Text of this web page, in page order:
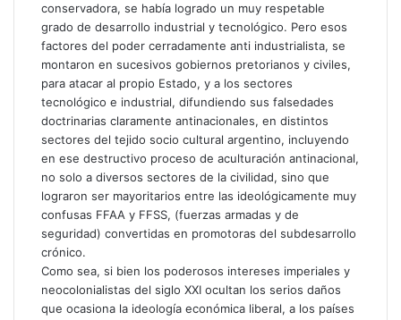
conservadora, se había logrado un muy respetable
grado de desarrollo industrial y tecnológico. Pero esos
factores del poder cerradamente anti industrialista, se
montaron en sucesivos gobiernos pretorianos y civiles,
para atacar al propio Estado, y a los sectores
tecnológico e industrial, difundiendo sus falsedades
doctrinarias claramente antinacionales, en distintos
sectores del tejido socio cultural argentino, incluyendo
en ese destructivo proceso de aculturación antinacional,
no solo a diversos sectores de la civilidad, sino que
lograron ser mayoritarios entre las ideológicamente muy
confusas FFAA y FFSS, (fuerzas armadas y de
seguridad) convertidas en promotoras del subdesarrollo
crónico.
Como sea, si bien los poderosos intereses imperiales y
neocolonialistas del siglo XXI ocultan los serios daños
que ocasiona la ideología económica liberal, a los países